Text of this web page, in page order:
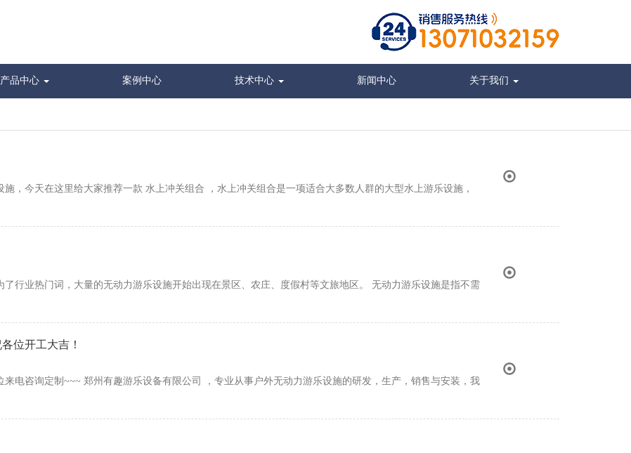
产品中心 案例中心 技术中心 新闻中心 关于我们
，今天在这里给大家推荐一款 水上冲关组合 ，水上冲关组合是一项适合大多数人群的大型水上游乐设施，
行业热门词，大量的无动力游乐设施开始出现在景区、农庄、度假村等文旅地区。 无动力游乐设施是指不需
位开工大吉！
电咨询定制~~~ 郑州有趣游乐设备有限公司 ，专业从事户外无动力游乐设施的研发，生产，销售与安装，我